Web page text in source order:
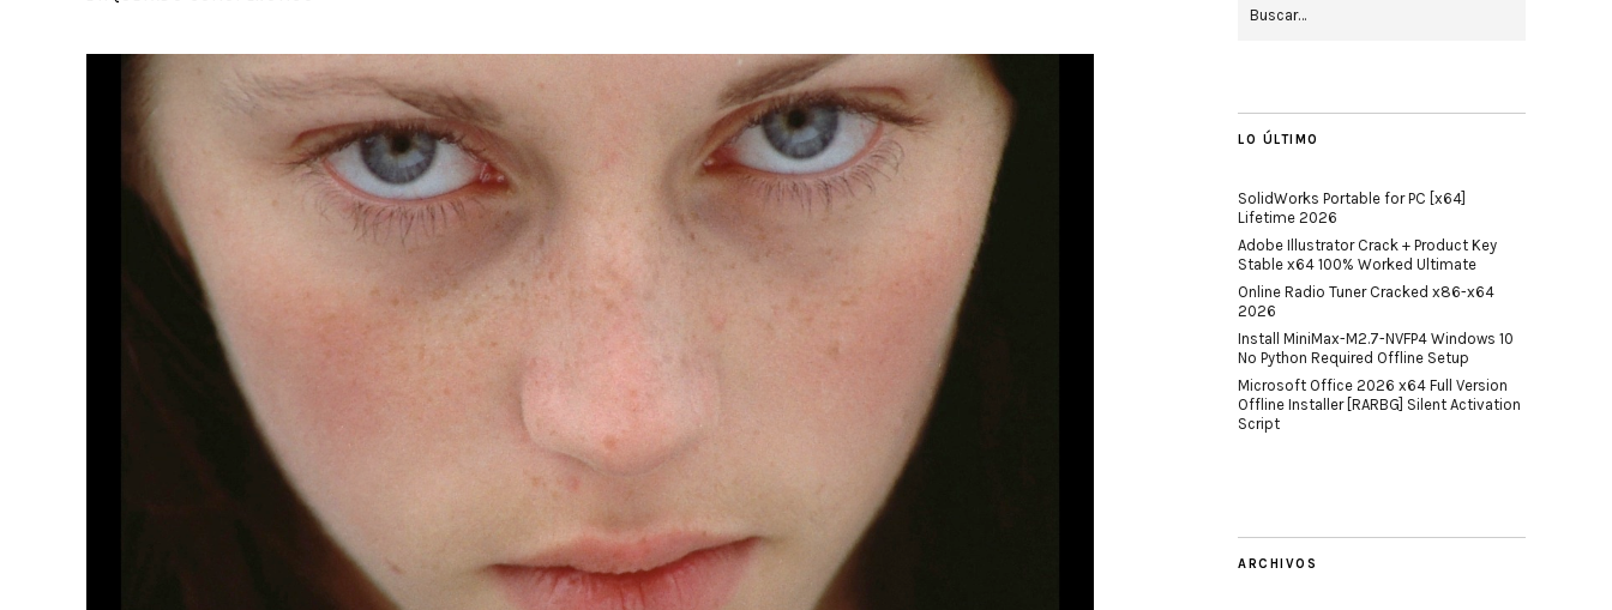
LO ÚLTIMO
SolidWorks Portable for PC [x64]
Lifetime 2026
Adobe Illustrator Crack + Product Key
Stable x64 100% Worked Ultimate
Online Radio Tuner Cracked x86-x64
2026
Install MiniMax-M2.7-NVFP4 Windows 10
No Python Required Offline Setup
Microsoft Office 2026 x64 Full Version
Offline Installer [RARBG] Silent Activation
Script
ARCHIVOS